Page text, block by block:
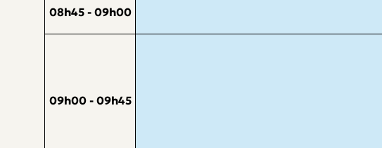
08h45 - 09h00
09h00 - 09h45